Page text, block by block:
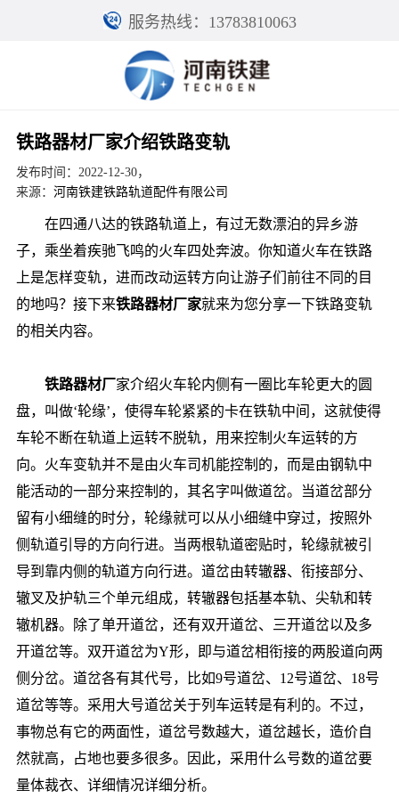
服务热线：13783810063
铁路器材厂家介绍铁路变轨
发布时间：2022-12-30，
来源： 河南铁建铁路轨道配件有限公司
在四通八达的铁路轨道上，有过无数漂泊的异乡游
子，乘坐着疾驰飞鸣的火车四处奔波。你知道火车在铁路
上是怎样变轨，进而改动运转方向让游子们前往不同的目
的地吗？接下来铁路器材厂家就来为您分享一下铁路变轨
的相关内容。
铁路器材厂家介绍火车轮内侧有一圈比车轮更大的圆
盘，叫做‘轮缘’，使得车轮紧紧的卡在铁轨中间，这就使得
车轮不断在轨道上运转不脱轨，用来控制火车运转的方
向。火车变轨并不是由火车司机能控制的，而是由钢轨中
能活动的一部分来控制的，其名字叫做道岔。当道岔部分
留有小细缝的时分，轮缘就可以从小细缝中穿过，按照外
侧轨道引导的方向行进。当两根轨道密贴时，轮缘就被引
导到靠内侧的轨道方向行进。道岔由转辙器、衔接部分、
辙叉及护轨三个单元组成，转辙器包括基本轨、尖轨和转
辙机器。除了单开道岔，还有双开道岔、三开道岔以及多
开道岔等。双开道岔为Y形，即与道岔相衔接的两股道向两
侧分岔。道岔各有其代号，比如9号道岔、12号道岔、18号
道岔等等。采用大号道岔关于列车运转是有利的。不过，
事物总有它的两面性，道岔号数越大，道岔越长，造价自
然就高，占地也要多很多。因此，采用什么号数的道岔要
量体裁衣、详细情况详细分析。